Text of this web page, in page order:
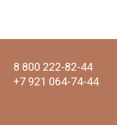
8 800 222-82-44
+7 921 064-74-44